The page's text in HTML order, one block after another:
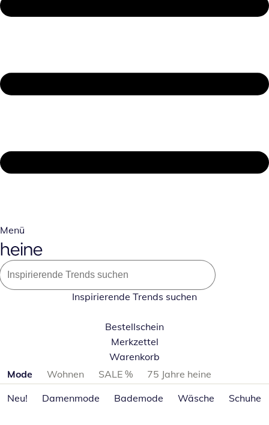
Menü
Inspirierende Trends suchen
Bestellschein
Merkzettel
Warenkorb
Produktkategorien überspringen
Mode Wohnen SALE %
75 Jahre heine
Neu!
Damenmode Bademode Wäsche Schuhe